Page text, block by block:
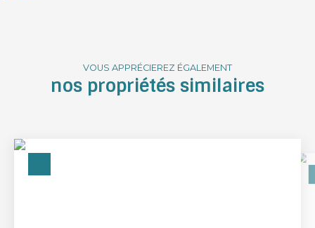
VOUS APPRÉCIEREZ ÉGALEMENT
nos propriétés similaires